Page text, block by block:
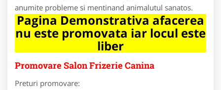
anumite probleme si mentinand animalutul sanatos.
Pagina Demonstrativa afacerea
nu este promovata iar locul este
liber
Promovare Salon Frizerie Canina
Preturi promovare: